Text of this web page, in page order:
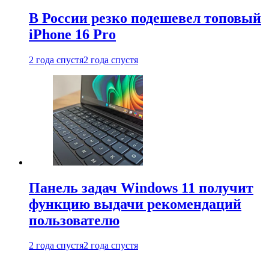
В России резко подешевел топовый
iPhone 16 Pro
2 года спустя2 года спустя
Панель задач Windows 11 получит
функцию выдачи рекомендаций
пользователю
2 года спустя2 года спустя